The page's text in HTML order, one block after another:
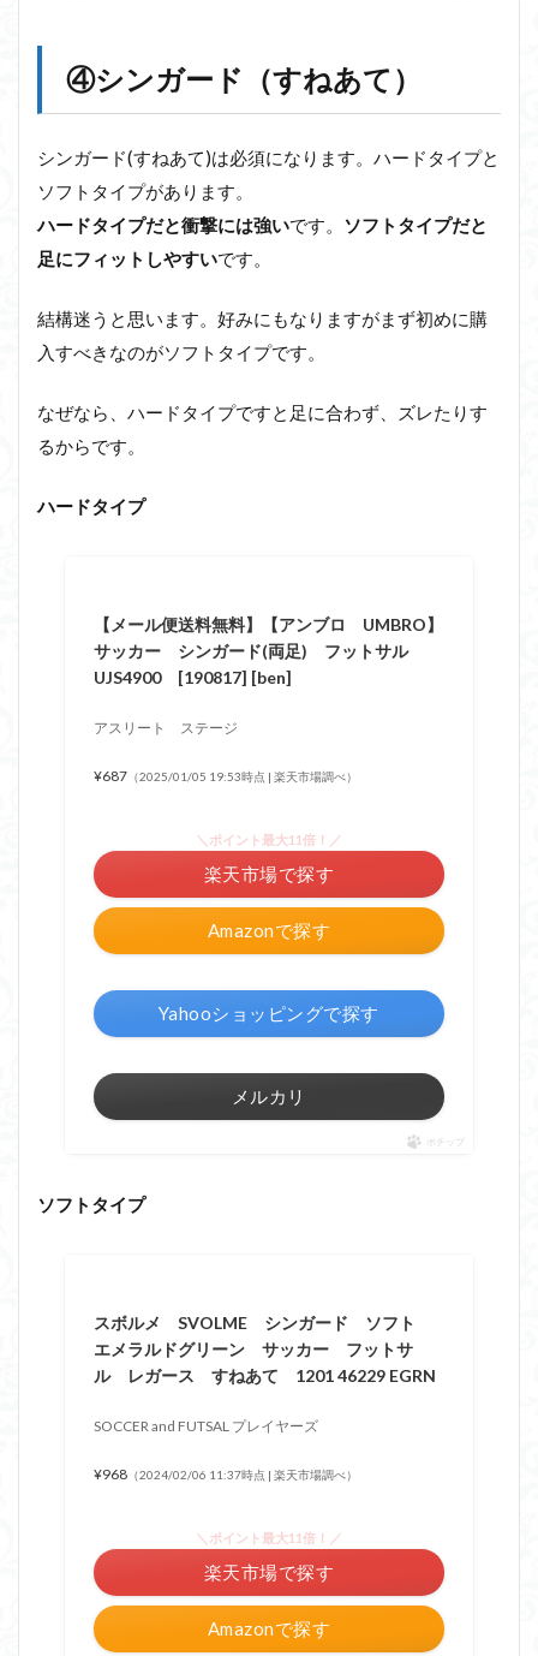
④シンガード（すねあて）
シンガード(すねあて)は必須になります。ハードタイプと
ソフトタイプがあります。
ハードタイプだと衝撃には強いです。
ソフトタイプだと
足にフィットしやすいです。
結構迷うと思います。好みにもなりますがまず初めに購
入すべきなのがソフトタイプです。
なぜなら、ハードタイプですと足に合わず、ズレたりす
るからです。
ハードタイプ
【メール便送料無料】【アンブロ UMBRO】
サッカー シンガード(両足) フットサル
UJS4900 [190817] [ben]
アスリート ステージ
¥687 （2025/01/05 19:53時点 | 楽天市場調べ）
Amazonで探す
＼ポイント最大11倍！／
楽天市場で探す
Yahooショッピングで探す
メルカリ
ポチップ
ソフトタイプ
スボルメ SVOLME シンガード ソフト
エメラルドグリーン サッカー フットサ
ル レガース すねあて 1201 46229 EGRN
SOCCER and FUTSAL プレイヤーズ
¥968 （2024/02/06 11:37時点 | 楽天市場調べ）
Amazonで探す
＼ポイント最大11倍！／
楽天市場で探す